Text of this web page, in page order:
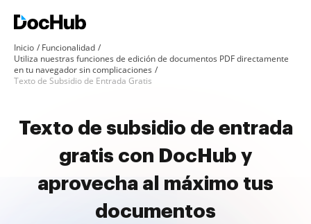
Inicio
Funcionalidad
Utiliza nuestras funciones de edición de documentos PDF directamente
en tu navegador sin complicaciones
Texto de Subsidio de Entrada Gratis
Texto de subsidio de entrada
gratis con DocHub y
aprovecha al máximo tus
documentos